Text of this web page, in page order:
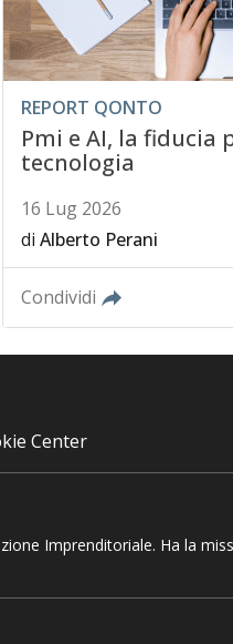
REPORT QONTO
Pmi e AI, la fiducia
tecnologia
16 Lug 2026
di Alberto Perani
Condividi
Center
Imprenditoriale. Ha la